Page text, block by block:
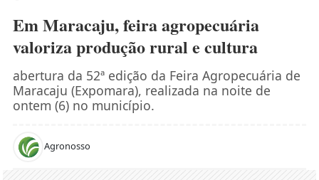
Em Maracaju, feira agropecuária
valoriza produção rural e cultura
abertura da 52ª edição da Feira Agropecuária de
Maracaju (Expomara), realizada na noite de
ontem (6) no município.
Agronosso